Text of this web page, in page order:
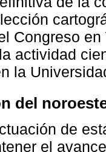
Congreso
actividad
la
del
de
el